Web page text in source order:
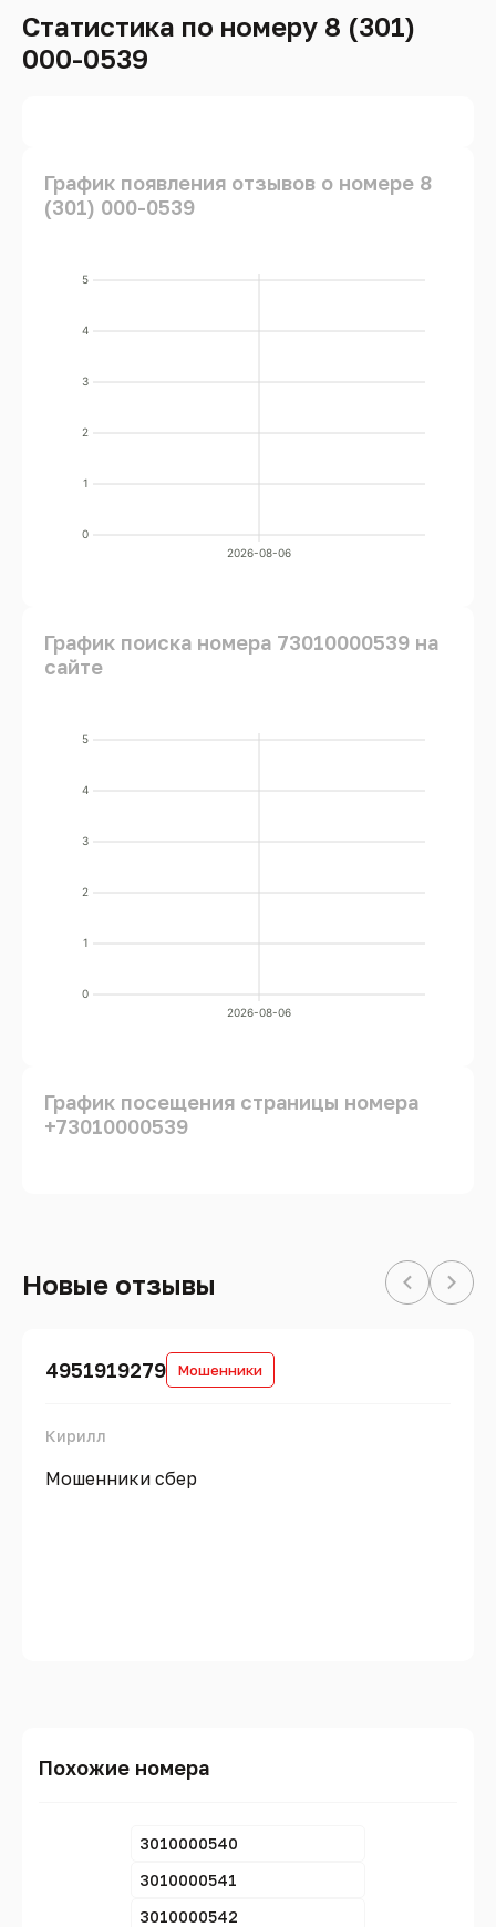
Статистика по номеру 8 (301)
000-0539
График появления отзывов о номере 8
(301) 000-0539
0
1
2
3
4
5
2026-08-06
График поиска номера 73010000539 на
сайте
0
1
2
3
4
5
2026-08-06
График посещения страницы номера
+73010000539
Новые отзывы
4951919279 Мошенники
Кирилл
Мошенники сбер
Похожие номера
3010000540
3010000541
3010000542